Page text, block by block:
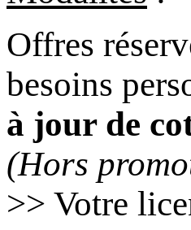
Offres
besoins
à jour de
(Hors
>> Votre